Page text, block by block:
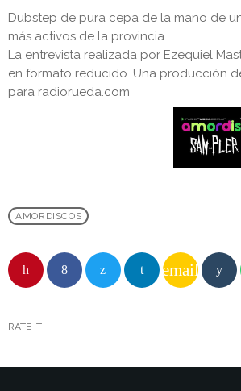
Dubstep de pura cepa de la mano de
más activos de la provincia.
La entrevista realizada por Ezequiel
en formato reducido. Una producción
para radiorueda.com
AMORDISCOS
email
RATE IT